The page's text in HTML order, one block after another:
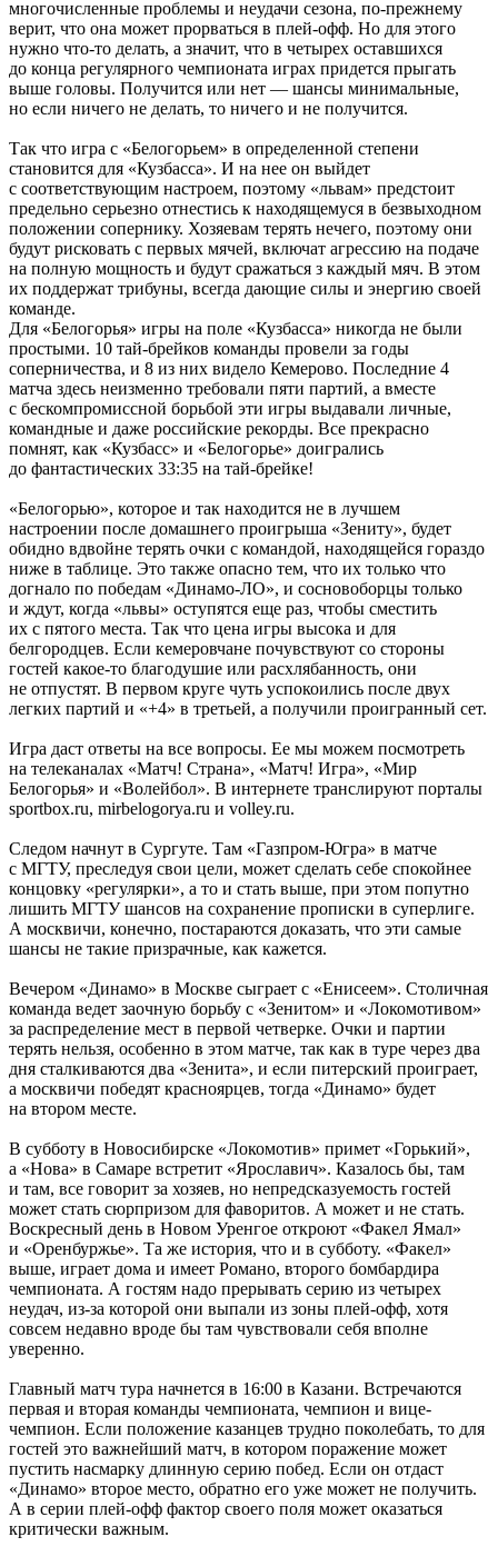
многочисленные проблемы и неудачи сезона, по-прежнему
верит, что она может прорваться в плей-офф. Но для этого
нужно что-то делать, а значит, что в четырех оставшихся
до конца регулярного чемпионата играх придется прыгать
выше головы. Получится или нет — шансы минимальные,
но если ничего не делать, то ничего и не получится.
Так что игра с «Белогорьем» в определенной степени
становится для «Кузбасса». И на нее он выйдет
с соответствующим настроем, поэтому «львам» предстоит
предельно серьезно отнестись к находящемуся в безвыходном
положении сопернику. Хозяевам терять нечего, поэтому они
будут рисковать с первых мячей, включат агрессию на подаче
на полную мощность и будут сражаться з каждый мяч. В этом
их поддержат трибуны, всегда дающие силы и энергию своей
команде.
Для «Белогорья» игры на поле «Кузбасса» никогда не были
простыми. 10 тай-брейков команды провели за годы
соперничества, и 8 из них видело Кемерово. Последние 4
матча здесь неизменно требовали пяти партий, а вместе
с бескомпромиссной борьбой эти игры выдавали личные,
командные и даже российские рекорды. Все прекрасно
помнят, как «Кузбасс» и «Белогорье» доигрались
до фантастических 33:35 на тай-брейке!
«Белогорью», которое и так находится не в лучшем
настроении после домашнего проигрыша «Зениту», будет
обидно вдвойне терять очки с командой, находящейся гораздо
ниже в таблице. Это также опасно тем, что их только что
догнало по победам «Динамо-ЛО», и сосновоборцы только
и ждут, когда «львы» оступятся еще раз, чтобы сместить
их с пятого места. Так что цена игры высока и для
белгородцев. Если кемеровчане почувствуют со стороны
гостей какое-то благодушие или расхлябанность, они
не отпустят. В первом круге чуть успокоились после двух
легких партий и «+4» в третьей, а получили проигранный сет.
Игра даст ответы на все вопросы. Ее мы можем посмотреть
на телеканалах «Матч! Страна», «Матч! Игра», «Мир
Белогорья» и «Волейбол». В интернете транслируют порталы
sportbox.ru, mirbelogorya.ru и volley.ru.
Следом начнут в Сургуте. Там «Газпром-Югра» в матче
с МГТУ, преследуя свои цели, может сделать себе спокойнее
концовку «регулярки», а то и стать выше, при этом попутно
лишить МГТУ шансов на сохранение прописки в суперлиге.
А москвичи, конечно, постараются доказать, что эти самые
шансы не такие призрачные, как кажется.
Вечером «Динамо» в Москве сыграет с «Енисеем». Столичная
команда ведет заочную борьбу с «Зенитом» и «Локомотивом»
за распределение мест в первой четверке. Очки и партии
терять нельзя, особенно в этом матче, так как в туре через два
дня сталкиваются два «Зенита», и если питерский проиграет,
а москвичи победят красноярцев, тогда «Динамо» будет
на втором месте.
В субботу в Новосибирске «Локомотив» примет «Горький»,
а «Нова» в Самаре встретит «Ярославич». Казалось бы, там
и там, все говорит за хозяев, но непредсказуемость гостей
может стать сюрпризом для фаворитов. А может и не стать.
Воскресный день в Новом Уренгое откроют «Факел Ямал»
и «Оренбуржье». Та же история, что и в субботу. «Факел»
выше, играет дома и имеет Романо, второго бомбардира
чемпионата. А гостям надо прерывать серию из четырех
неудач, из-за которой они выпали из зоны плей-офф, хотя
совсем недавно вроде бы там чувствовали себя вполне
уверенно.
Главный матч тура начнется в 16:00 в Казани. Встречаются
первая и вторая команды чемпионата, чемпион и вице-
чемпион. Если положение казанцев трудно поколебать, то для
гостей это важнейший матч, в котором поражение может
пустить насмарку длинную серию побед. Если он отдаст
«Динамо» второе место, обратно его уже может не получить.
А в серии плей-офф фактор своего поля может оказаться
критически важным.